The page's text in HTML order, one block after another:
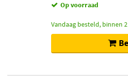
Op voorraad
Vandaag besteld, binnen